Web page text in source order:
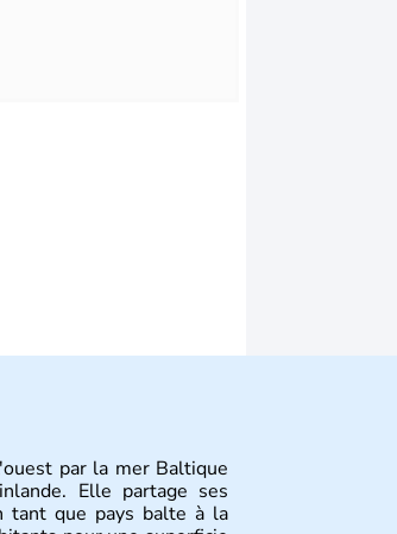
par la mer Baltique
Elle partage ses
tant que pays balte à la